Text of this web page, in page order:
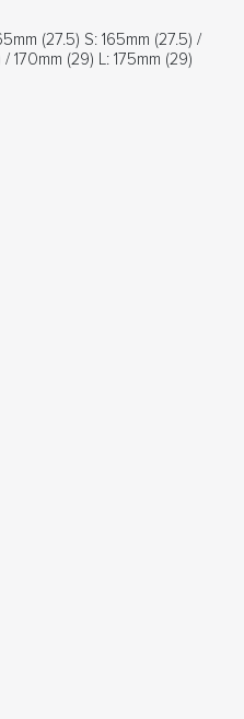
(27.5) S: 165mm (27.5) /
170mm (29) L: 175mm (29)